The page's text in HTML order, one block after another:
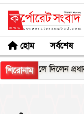
হোম সর্বশেষ
শিরোনাম
দিলেন প্রধানমন্ত্রী